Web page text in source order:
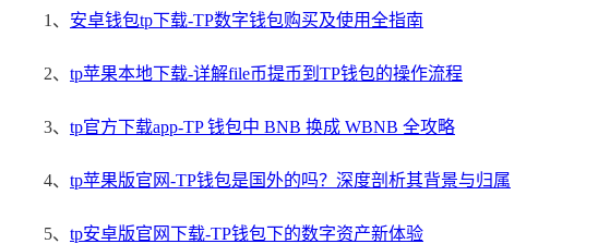
1、 安卓钱包tp下载-TP数字钱包购买及使用全指南
2、 tp苹果本地下载-详解file币提币到TP钱包的操作流程
3、 tp官方下载app-TP 钱包中 BNB 换成 WBNB 全攻略
4、 tp苹果版官网-TP钱包是国外的吗？深度剖析其背景与归属
5、 tp安卓版官网下载-TP钱包下的数字资产新体验